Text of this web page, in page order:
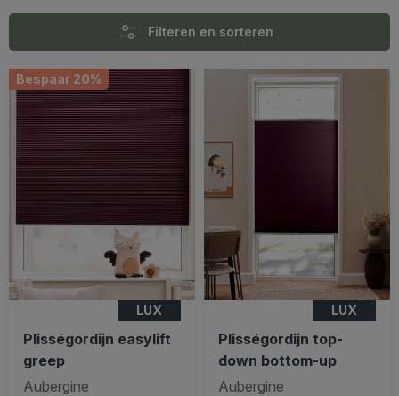
Filteren en sorteren
Bespaar 20%
LUX
Plisségordijn easylift
greep
Aubergine
LUX
Plisségordijn top-
down bottom-up
Aubergine